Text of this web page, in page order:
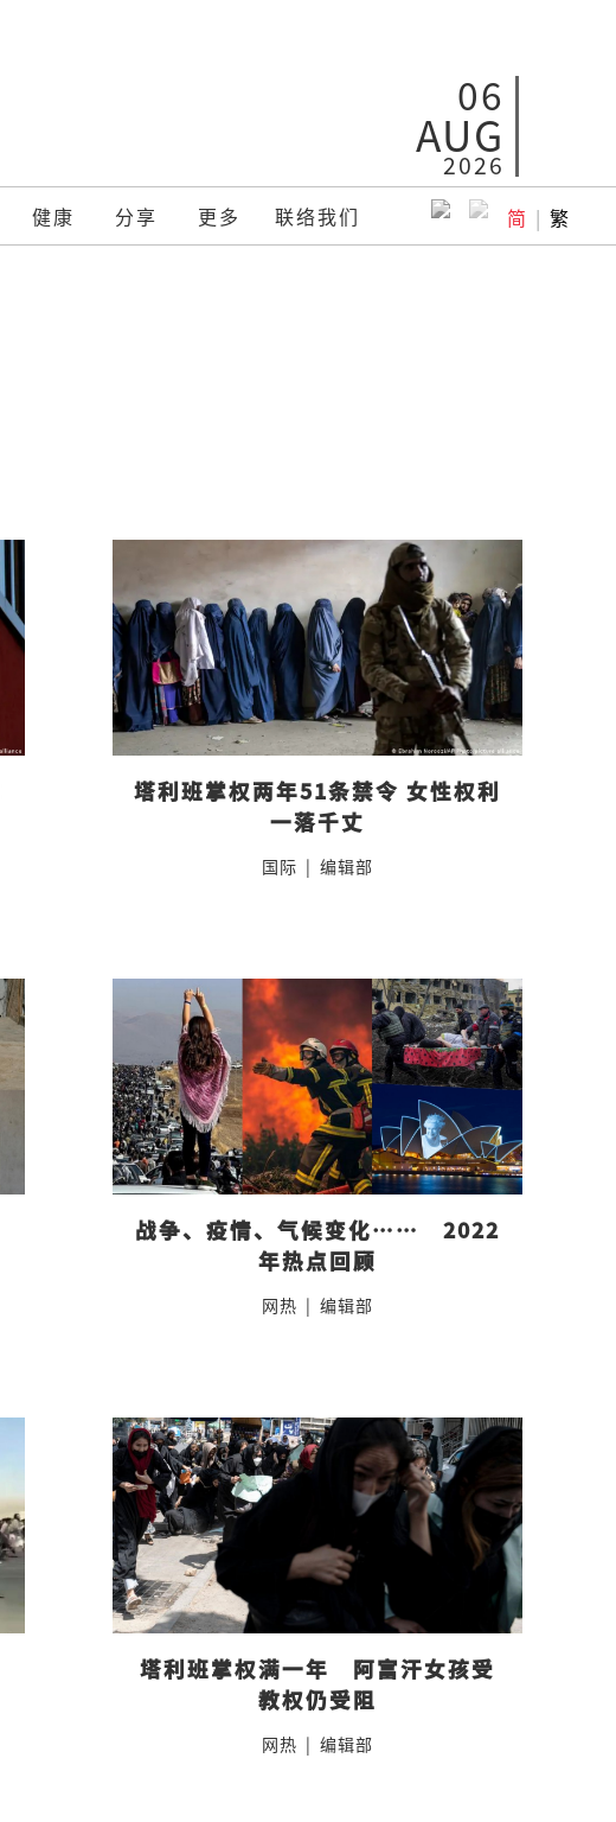
06
AUG
2026
健康 分享 更多 联络我们 简 | 繁
塔利班掌权两年51条禁令 女性权利
一落千丈
国际 | 编辑部
战争、疫情、气候变化……　2022
年热点回顾
网热 | 编辑部
塔利班掌权满一年　阿富汗女孩受
教权仍受阻
网热 | 编辑部